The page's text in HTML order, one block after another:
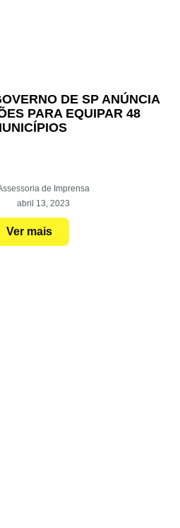
DE SP ANÚNCIA
PARA EQUIPAR 48
de Imprensa
abril 13, 2023
Ver mais